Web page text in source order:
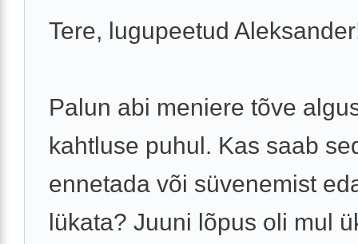
Tere, lugupeetud
Palun abi meniere tõve
kahtluse puhul. Kas saab
ennetada või süvenemist
lükata? Juuni lõpus oli mul